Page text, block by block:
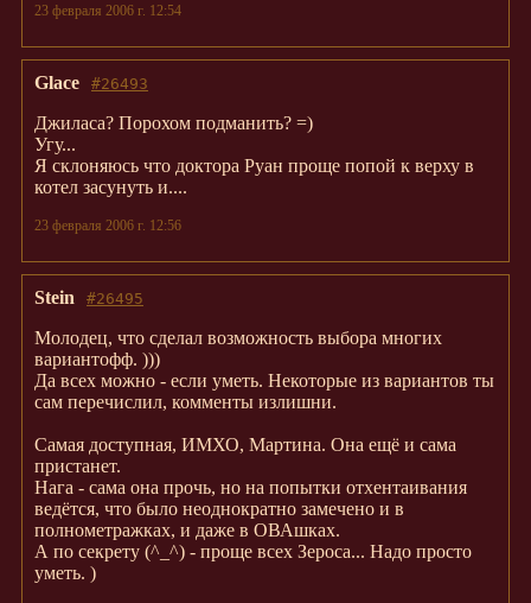
23 февраля 2006 г. 12:54
#26493
Glace
Джиласа? Порохом подманить? =)
Угу...
Я склоняюсь что доктора Руан проще попой к верху в
котел засунуть и....
23 февраля 2006 г. 12:56
#26495
Stein
Молодец, что сделал возможность выбора многих
вариантофф. )))
Да всех можно - если уметь. Некоторые из вариантов ты
сам перечислил, комменты излишни.
Самая доступная, ИМХО, Мартина. Она ещё и сама
пристанет.
Нага - сама она прочь, но на попытки отхентаивания
ведётся, что было неоднократно замечено и в
полнометражках, и даже в ОВАшках.
А по секрету (^_^) - проще всех Зероса... Надо просто
уметь. )